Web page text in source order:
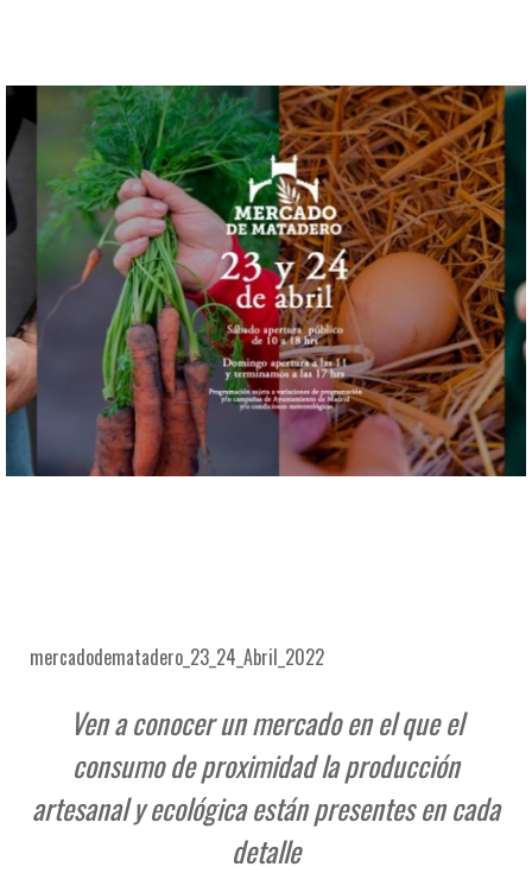
mercadodematadero_23_24_Abril_2022
Ven a conocer un mercado en el que el
consumo de proximidad la producción
artesanal y ecológica están presentes en cada
detalle